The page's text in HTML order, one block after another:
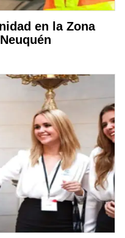
en la Zona